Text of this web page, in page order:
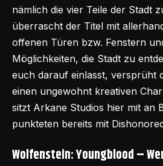
nämlich die vier Teile der Stadt
überrascht der Titel mit
offenen Türen bzw. Fenstern
Möglichkeiten, die Stadt zu
euch darauf einlasst, versprüht
einen ungewohnt kreativen
sitzt Arkane Studios hier mit an
punkteten bereits mit
Wolfenstein: Youngblood –